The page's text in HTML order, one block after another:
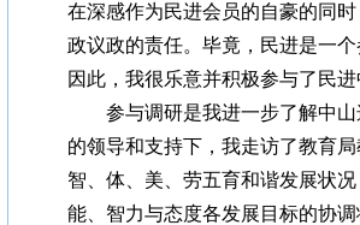
在深感作为民进会员的自豪的同
政议政的责任。毕竟，民进是一
因此，我很乐意并积极参与了民
参与调研是我进一步了解中山
的领导和支持下，我走访了教育
智、体、美、劳五育和谐发展状
能、智力与态度各发展目标的协